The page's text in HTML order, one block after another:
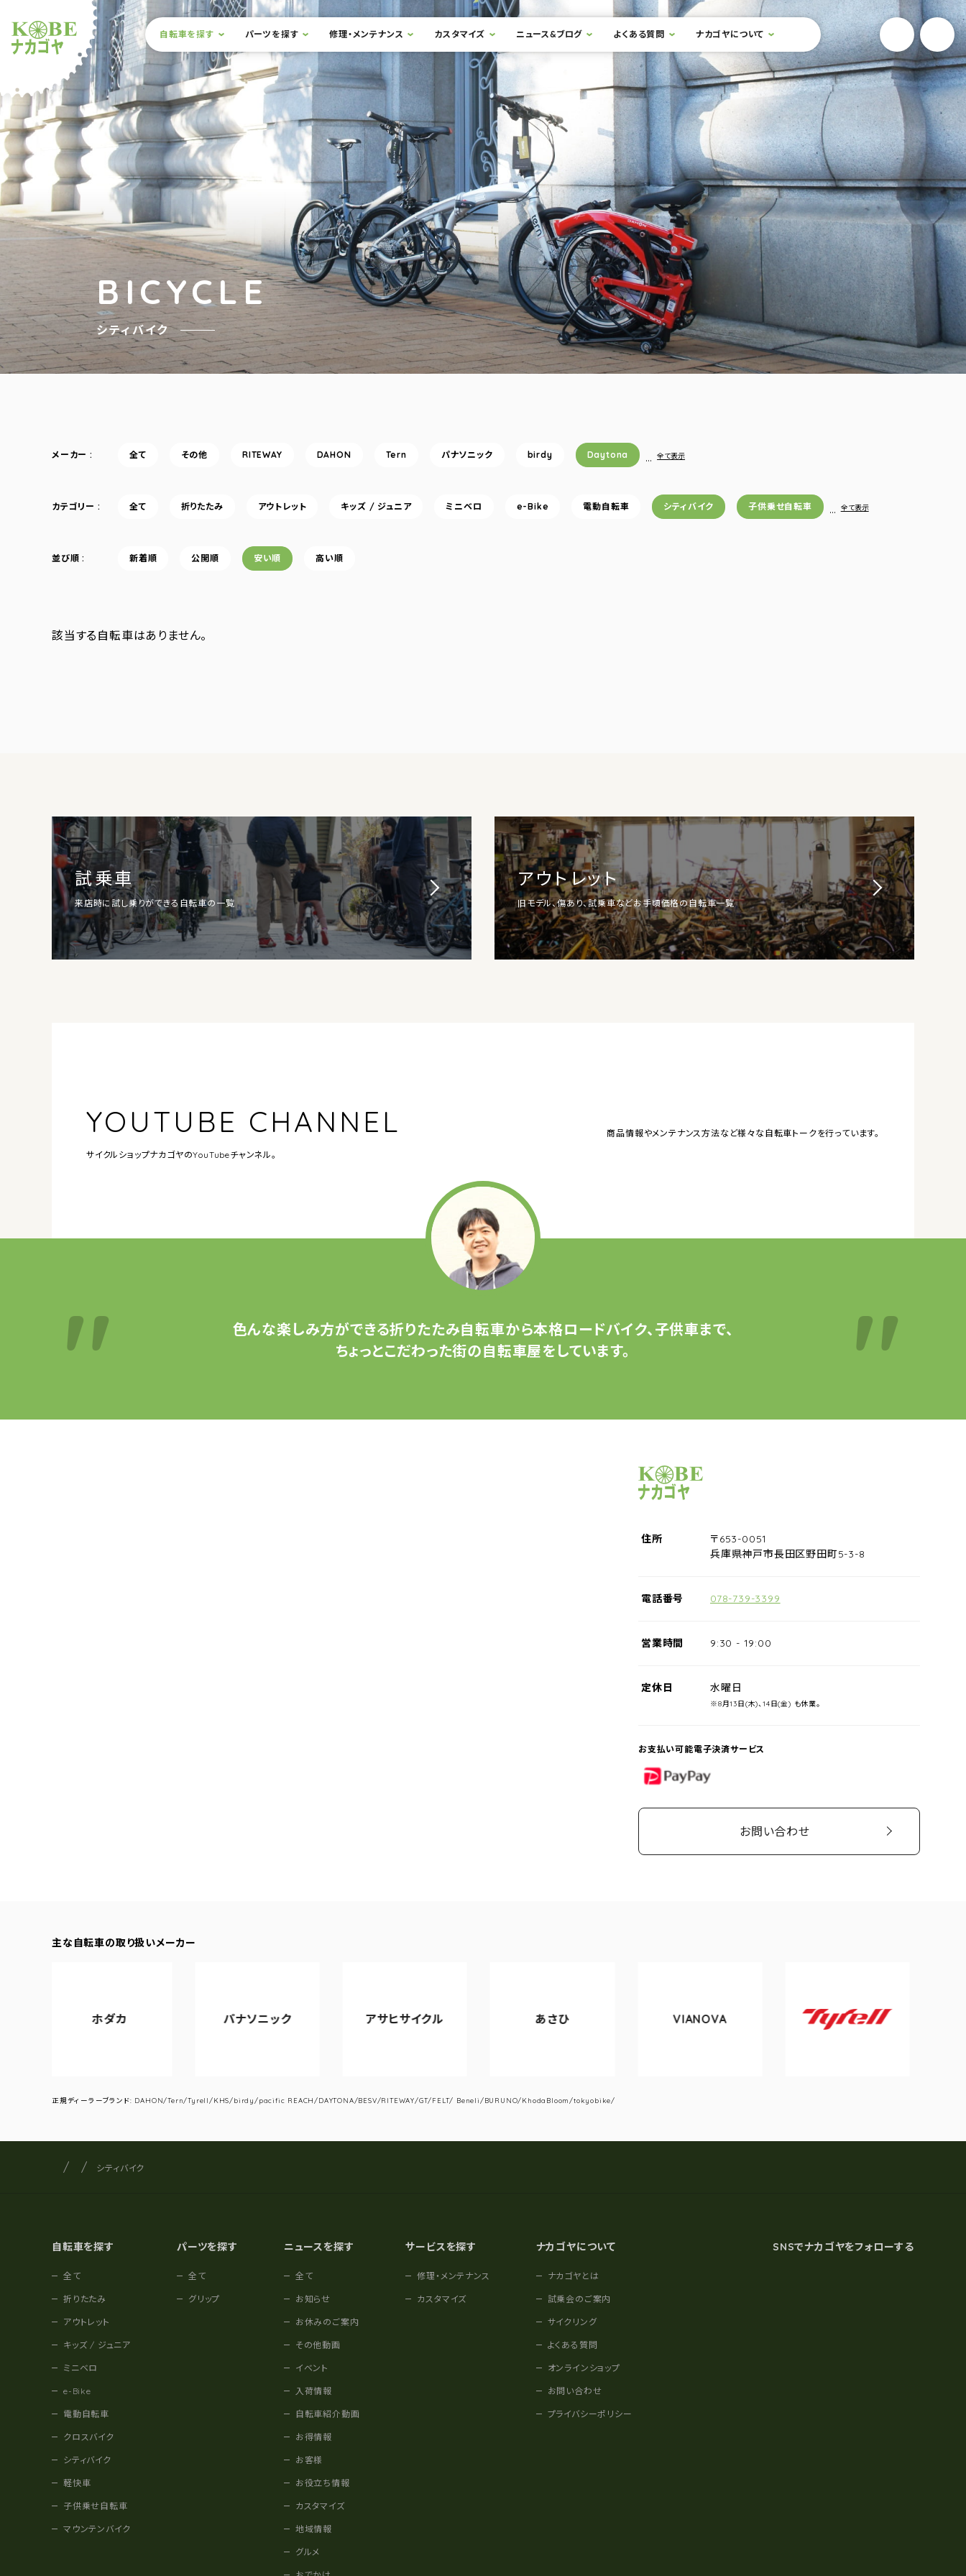
ショップナカゴヤ
サイト内メニュー
本文までスキップ
自転車を探す パーツを探す 修理・メンテナンス カスタマイズ ニュース&ブログ よくある質問 ナカゴヤについて 検索フォームを開閉する YouTube
BICYCLE
シティバイク
メーカー 全て その他 RITEWAY DAHON Tern パナソニック birdy Daytona … 全て表示
カテゴリー 全て 折りたたみ アウトレット キッズ / ジュニア ミニベロ e-Bike 電動自転車 シティバイク 子供乗せ自転車 … 全て表示
並び順 新着順 公開順 安い順 高い順
該当する自転車はありません。
試乗車
来店時に試し乗りができる自転車の一覧
アウトレット
旧モデル、傷あり、試乗車などお手頃価格の自転車一覧
YOUTUBE CHANNEL
サイクルショップナカゴヤのYouTubeチャンネル。
商品情報やメンテナンス方法など様々な自転車トークを行っています。
色んな楽しみ方ができる折りたたみ自転車から本格ロードバイク、子供車まで、
ちょっとこだわった街の自転車屋をしています。
サイクルショップナカゴヤ
住所
〒653-0051
兵庫県神戸市長田区野田町5-3-8
電話番号 078-739-3399
営業時間 9:30 - 19:00
定休日 水曜日
※8月13日(木)、14日(金) も休業。
お支払い可能電子決済サービス
PayPay
お問い合わせ
主な自転車の取り扱いメーカー
アサヒサイクル
Tyrell
正規ディーラーブランド: DAHON/Tern/Tyrell/KHS/birdy/pacific REACH/DAYTONA/BESV/RITEWAY/GT/FELT/ Beneli/BURUNO/KhodaBloom/tokyobike/
サイト内の現在地
サイクルショップナカゴヤ
シティバイク
自転車を探す
全て
折りたたみ
アウトレット
キッズ / ジュニア
ミニベロ
e-Bike
電動自転車
クロスバイク
シティバイク
軽快車
子供乗せ自転車
マウンテンバイク
パーツを探す
全て
グリップ
ニュースを探す
全て
お知らせ
お休みのご案内
その他動画
イベント
入荷情報
自転車紹介動画
お得情報
お客様
お役立ち情報
カスタマイズ
地域情報
グルメ
サービスを探す
修理・メンテナンス
カスタマイズ
ナカゴヤについて
ナカゴヤとは
試乗会のご案内
サイクリング
よくある質問
オンラインショップ
お問い合わせ
プライバシーポリシー
SNSでナカゴヤをフォローする